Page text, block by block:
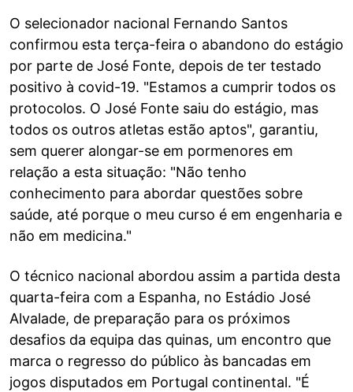
O selecionador nacional Fernando Santos
confirmou esta terça-feira o abandono do estágio
por parte de José Fonte, depois de ter testado
positivo à covid-19. "Estamos a cumprir todos os
protocolos. O José Fonte saiu do estágio, mas
todos os outros atletas estão aptos", garantiu,
sem querer alongar-se em pormenores em
relação a esta situação: "Não tenho
conhecimento para abordar questões sobre
saúde, até porque o meu curso é em engenharia e
não em medicina."
O técnico nacional abordou assim a partida desta
quarta-feira com a Espanha, no Estádio José
Alvalade, de preparação para os próximos
desafios da equipa das quinas, um encontro que
marca o regresso do público às bancadas em
jogos disputados em Portugal continental. "É